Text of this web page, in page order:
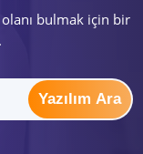
bulmak için bir
Yazılım Ara